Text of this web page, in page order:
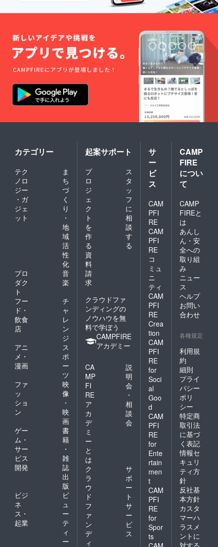
カテゴリー
テク
ノロ
ジー
・ガ
ジェ
ット
ま
ち
づ
く
り
・
地
域
活
性
化
プロ
ダク
ト
音
楽
フー
ド・
飲食
店
チ
ャ
レ
ン
ジ
アニ
メ・
漫画
ス
ポ
ー
ツ
ファ
ッ
ショ
ン
映
像
・
映
画
ゲー
ム・
サー
ビス
開発
書
籍
・
雑
誌
出
版
ビジ
ネ
ス・
起業
ビ
ュ
ー
テ
ィ
ー
起案サポート
プ
ロ
ジ
ェ
ク
ト
を
作
る
ス
タ
ッ
フ
に
相
談
す
る
資
料
請
求
クラウドファ
ンディングの
ノウハウを無
料で学ぼう
CAMPFIRE
アカデミー
CA
MP
FI
RE
ア
カ
デ
ミ
ー
と
は
説
明
会
・
相
談
会
ク
ラ
ウ
ド
フ
ァ
ン
デ
ィ
サ
ポ
ー
ト
サ
ー
ビ
ス
サ
ー
ビ
ス
CAM
PFI
RE
CAM
PFI
RE
コ
ミュ
ニ
ティ
CAM
PFI
RE
Crea
tion
CAM
PFI
RE
for
Soci
al
Goo
d
CAM
PFI
RE
for
Ente
rtain
men
t
CAM
PFI
RE
for
Spor
ts
CAMP
FIRE
につい
て
CAMP
FIREと
は
あんし
ん・安
全への
取り組
み
ニュー
ス
ヘルプ
お問い
合わせ
各種規定
利用規
約
細則
プライ
バシー
ポリ
シー
特定商
取引法
に基づ
く表記
情報セ
キュリ
ティ方
針
反社基
本方針
カスタ
マーハ
ラスメ
ントに